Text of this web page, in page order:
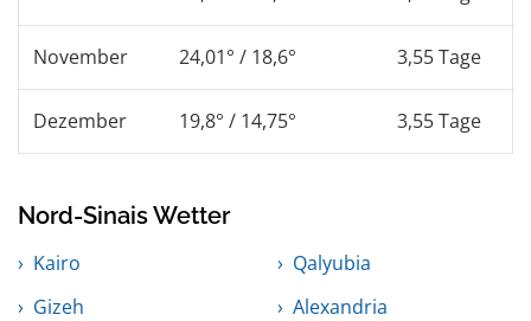
November 24,01° / 18,6° 3,55 Tage
Dezember 19,8° / 14,75° 3,55 Tage
Nord-Sinais Wetter
Kairo
Qalyubia
Gizeh
Alexandria